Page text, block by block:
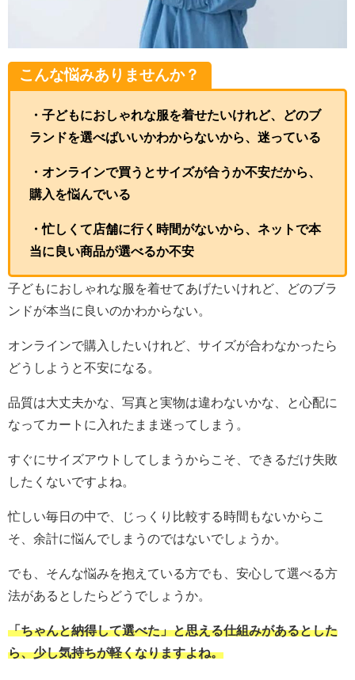
こんな悩みありませんか？
・子どもにおしゃれな服を着せたいけれど、どのブ
ランドを選べばいいかわからないから、迷っている
・オンラインで買うとサイズが合うか不安だから、
購入を悩んでいる
・忙しくて店舗に行く時間がないから、ネットで本
当に良い商品が選べるか不安
子どもにおしゃれな服を着せてあげたいけれど、どのブラ
ンドが本当に良いのかわからない。
オンラインで購入したいけれど、サイズが合わなかったら
どうしようと不安になる。
品質は大丈夫かな、写真と実物は違わないかな、と心配に
なってカートに入れたまま迷ってしまう。
すぐにサイズアウトしてしまうからこそ、できるだけ失敗
したくないですよね。
忙しい毎日の中で、じっくり比較する時間もないからこ
そ、余計に悩んでしまうのではないでしょうか。
でも、そんな悩みを抱えている方でも、安心して選べる方
法があるとしたらどうでしょうか。
「ちゃんと納得して選べた」と思える仕組みがあるとした
ら、少し気持ちが軽くなりますよね。